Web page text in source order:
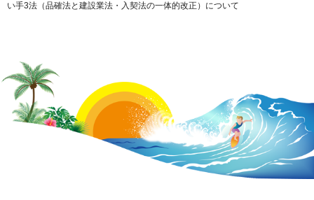
い手3法（品確法と建設業法・入契法の一体的改正）について